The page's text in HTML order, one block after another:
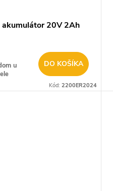
akumulátor 20V 2Ah
u
DO KOŠÍKA
Kód:2200ER2024